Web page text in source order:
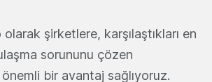
şirketlere, karşılaştıkları en
sorununu çözen
bir avantaj sağlıyoruz.